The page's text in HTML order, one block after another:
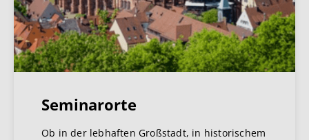
Seminarorte
Ob in der lebhaften Großstadt, in historischem